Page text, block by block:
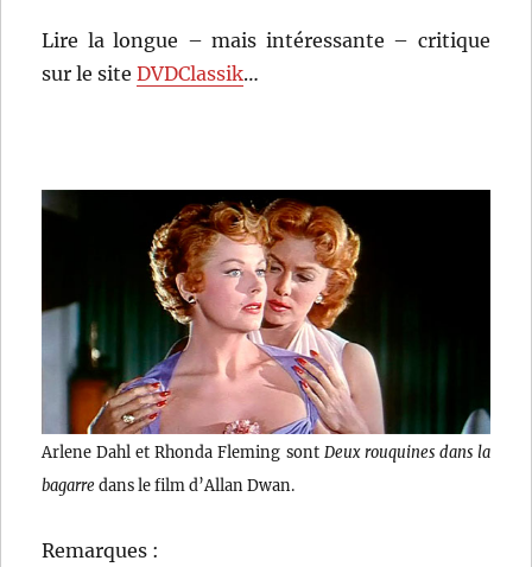
Lire la longue – mais intéressante – critique
sur le siteDVDClassik…
Arlene Dahl et Rhonda Fleming sont Deux rouquines dans la
bagarredans le film d’Allan Dwan.
Remarques :